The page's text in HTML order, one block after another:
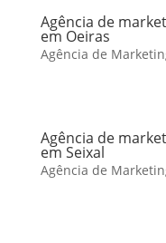
Agência de
em Oeiras
Agência de
Agência de
em Seixal
Agência de